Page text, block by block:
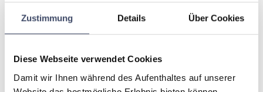
Zustimmung Details Über Cookies
Diese Webseite verwendet Cookies
Damit wir Ihnen während des Aufenthaltes auf unserer
Beim Employer Branding handelt es sich um alle strategischen
Maßnahmen, die ein Unternehmen oder eine Institution
attraktiver, familienfreundlicher Arbeitgeber zu präsentieren.
Maßnahmen für den Zusammenhalt von Unternehmen und